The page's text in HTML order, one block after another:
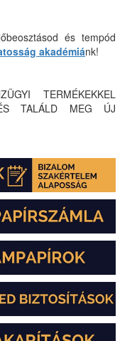
és tempód
akadémiánk!
TERMÉKEKKEL
TALÁLD MEG ÚJ